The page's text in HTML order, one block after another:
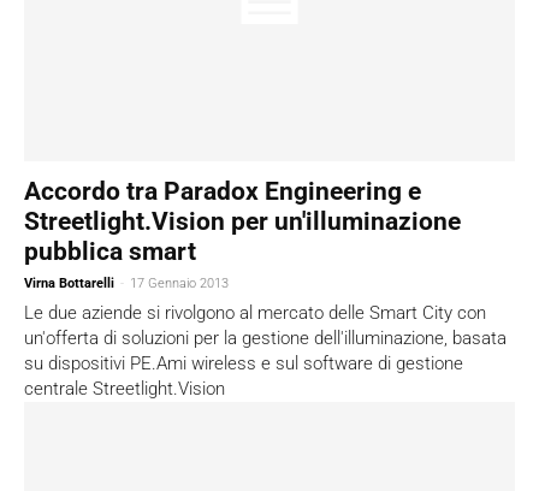
Accordo tra Paradox Engineering e
Streetlight.Vision per un'illuminazione
pubblica smart
Virna Bottarelli - 17 Gennaio 2013
Le due aziende si rivolgono al mercato delle Smart City con
un'offerta di soluzioni per la gestione dell'illuminazione, basata
su dispositivi PE.Ami wireless e sul software di gestione
centrale Streetlight.Vision